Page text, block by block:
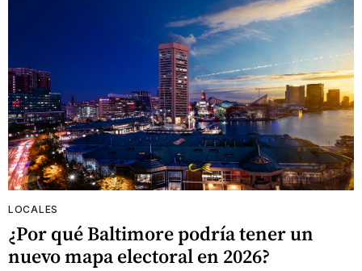
LOCALES
¿Por qué Baltimore podría tener un
nuevo mapa electoral en 2026?